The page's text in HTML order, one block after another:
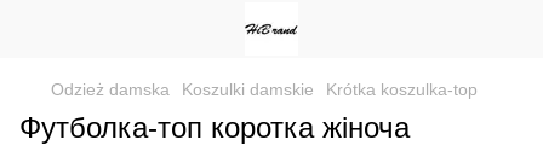
Odzież damska Koszulki damskie Krótka koszulka-top
Футболка-топ коротка жіноча